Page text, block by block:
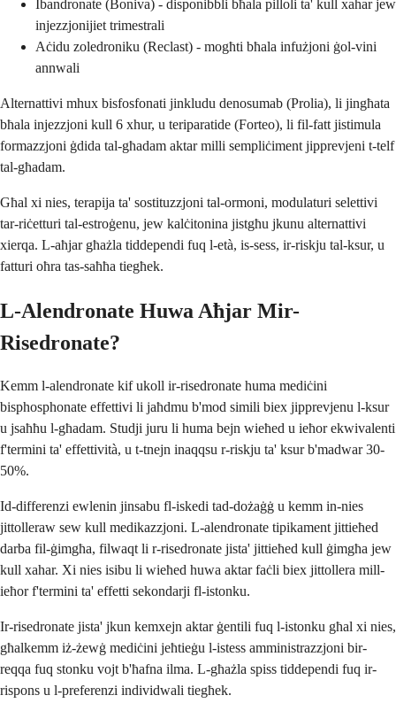
Ibandronate (Boniva) - disponibbli bħala pilloli ta' kull xahar jew
injezzjonijiet trimestrali
Aċidu zoledroniku (Reclast) - mogħti bħala infużjoni ġol-vini
annwali
Alternattivi mhux bisfosfonati jinkludu denosumab (Prolia), li jingħata
bħala injezzjoni kull 6 xhur, u teriparatide (Forteo), li fil-fatt jistimula
formazzjoni ġdida tal-għadam aktar milli sempliċiment jipprevjeni t-telf
tal-għadam.
Għal xi nies, terapija ta' sostituzzjoni tal-ormoni, modulaturi selettivi
tar-riċetturi tal-estroġenu, jew kalċitonina jistgħu jkunu alternattivi
xierqa. L-aħjar għażla tiddependi fuq l-età, is-sess, ir-riskju tal-ksur, u
fatturi oħra tas-saħħa tiegħek.
L-Alendronate Huwa Aħjar Mir-
Risedronate?
Kemm l-alendronate kif ukoll ir-risedronate huma mediċini
bisphosphonate effettivi li jaħdmu b'mod simili biex jipprevjenu l-ksur
u jsaħħu l-għadam. Studji juru li huma bejn wieħed u ieħor ekwivalenti
f'termini ta' effettività, u t-tnejn inaqqsu r-riskju ta' ksur b'madwar 30-
50%.
Id-differenzi ewlenin jinsabu fl-iskedi tad-dożaġġ u kemm in-nies
jittolleraw sew kull medikazzjoni. L-alendronate tipikament jittieħed
darba fil-ġimgħa, filwaqt li r-risedronate jista' jittieħed kull ġimgħa jew
kull xahar. Xi nies isibu li wieħed huwa aktar faċli biex jittollera mill-
ieħor f'termini ta' effetti sekondarji fl-istonku.
Ir-risedronate jista' jkun kemxejn aktar ġentili fuq l-istonku għal xi nies,
għalkemm iż-żewġ mediċini jeħtieġu l-istess amministrazzjoni bir-
reqqa fuq stonku vojt b'ħafna ilma. L-għażla spiss tiddependi fuq ir-
rispons u l-preferenzi individwali tiegħek.